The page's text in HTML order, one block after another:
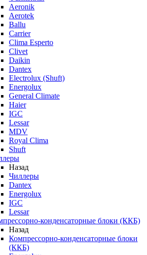
Aeronik
Aerotek
Ballu
Carrier
Clima Esperto
Clivet
Daikin
Dantex
Electrolux (Shuft)
Energolux
General Climate
Haier
IGC
Lessar
MDV
Royal Clima
Shuft
Назад
Чиллеры
Dantex
Energolux
IGC
Lessar
конденсаторные блоки (ККБ)
Назад
Компрессорно-конденсаторные блоки
(ККБ)